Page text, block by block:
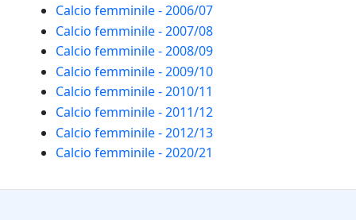
Calcio femminile - 2006/07
Calcio femminile - 2007/08
Calcio femminile - 2008/09
Calcio femminile - 2009/10
Calcio femminile - 2010/11
Calcio femminile - 2011/12
Calcio femminile - 2012/13
Calcio femminile - 2020/21